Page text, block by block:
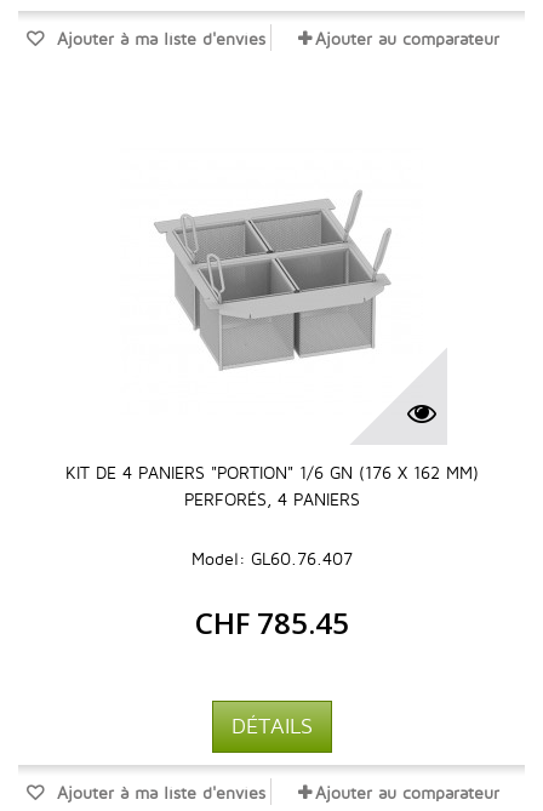
Ajouter à ma liste d'envies Ajouter au comparateur
KIT DE 4 PANIERS "PORTION" 1/6 GN (176 X 162 MM)
PERFORÉS, 4 PANIERS
Model: GL60.76.407
CHF 785.45
DÉTAILS
Ajouter à ma liste d'envies Ajouter au comparateur